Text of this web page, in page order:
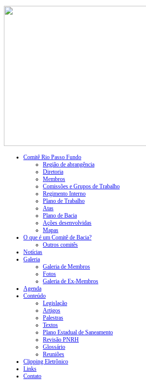
Comitê Rio Passo Fundo
Região de abrangência
Diretoria
Membros
Comissões e Grupos de Trabalho
Regimento Interno
Plano de Trabalho
Atas
Plano de Bacia
Ações desenvolvidas
Mapas
O que é um Comitê de Bacia?
Outros comitês
Notícias
Galeria
Galeria de Membros
Fotos
Galeria de Ex-Membros
Agenda
Conteúdo
Legislação
Artigos
Palestras
Textos
Plano Estadual de Saneamento
Revisão PNRH
Glossário
Reuniões
Clipping Eletrônico
Links
Contato